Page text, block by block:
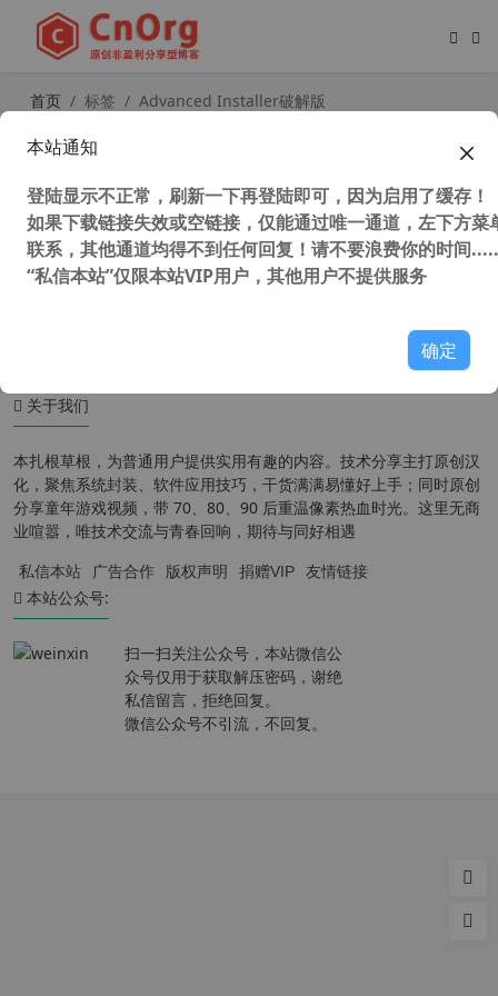
首页 标签 Advanced Installer破解版
全网唯一 真正汉化 Advanced Install
工具 简单好用MSI反编译工具（附使
用教程）
关于我们
本扎根草根，为普通用户提供实用有趣的内容。技术分享主打原创汉
化，聚焦系统封装、软件应用技巧，干货满满易懂好上手；同时原创
分享童年游戏视频，带 70、80、90 后重温像素热血时光。这里无商
业喧嚣，唯技术交流与青春回响，期待与同好相遇
私信本站 广告合作 版权声明 捐赠VIP 友情链接
本站公众号:
扫一扫关注公众号，本站微信公
众号仅用于获取解压密码，谢绝
私信留言，拒绝回复。
微信公众号不引流，不回复。
本站通知
登陆显示不正常，刷新一下再登陆即可，因为启用了缓存！
如果下载链接失效或空链接，仅能通过唯一通道，左下方菜
联系，其他通道均得不到任何回复！请不要浪费你的时间
“私信本站”仅限本站VIP用户，其他用户不提供服务
确定